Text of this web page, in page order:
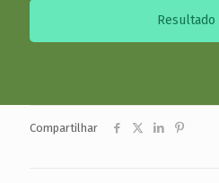
Resultado
Compartilhar